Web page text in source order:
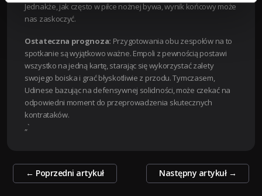
Jednakże, jak często w piłce nożnej bywa, wynik końcowy może
nas zaskoczyć.
Ostateczna prognoza: Przygotowania obu zespołów na to
spotkanie są wyjątkowo ważne. Empoli z pewnością postawi
wszystko na jedną kartę, starając się wykorzystać zalety
swojego boiska i grać błyskotliwie z przodu. Tymczasem,
Udinese bazując na defensywnej solidności, może czekać na
odpowiedni moment do przeprowadzenia skutecznych
kontrataków.
„`
Zobacz
← Poprzedni artykuł Następny artykuł →